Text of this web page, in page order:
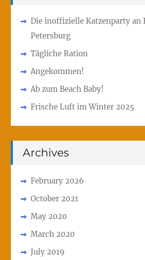
Die inoffizielle Katzenparty an
Petersburg
Tägliche Ration
Angekommen!
Ab zum Beach Baby!
Frische Luft im Winter 2025
Archives
February 2026
October 2021
May 2020
March 2020
July 2019